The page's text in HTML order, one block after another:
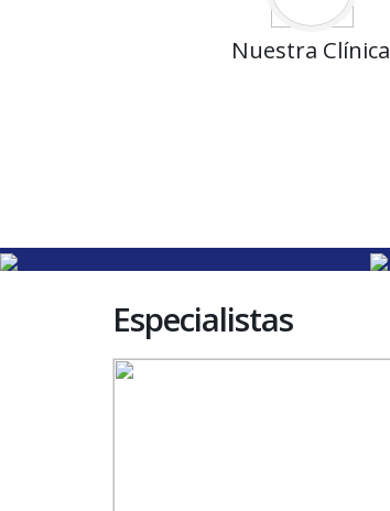
Nuestra Clínica
Especialistas